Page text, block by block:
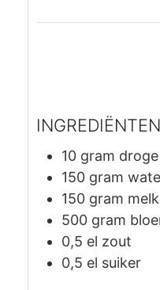
INGREDIËNTEN
10 gram
150 gram
150 gram melk
500 gram
0,5 el zout
0,5 el suiker